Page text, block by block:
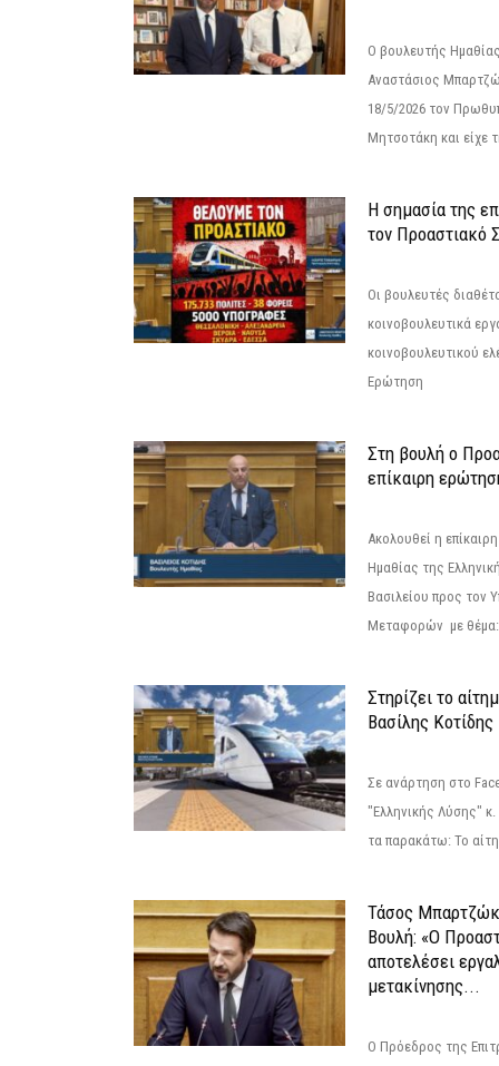
Ο βουλευτής
Αναστάσιος
18/5/2026 τον
Μητσοτάκη και είχε
Η σημασία της
τον Προαστιακό
Οι βουλευτές
κοινοβουλευτικά
κοινοβουλευτικού
Ερώτηση
Στη βουλή ο
επίκαιρη
Ακολουθεί η
Ημαθίας της
Βασιλείου προς τον
Μεταφορών με θέμα:
Στηρίζει το
Βασίλης Κοτίδης
Σε ανάρτηση στο
"Ελληνικής Λύσης"
τα παρακάτω: Το
Τάσος
Βουλή: «Ο
αποτελέσει
μετακίνησης...
Ο Πρόεδρος της